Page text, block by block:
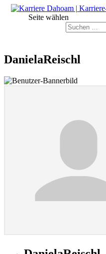
Seite wählen
DanielaReischl